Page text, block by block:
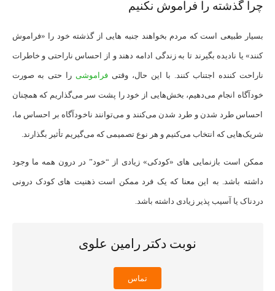
چرا گذشته را فراموش نکنیم
بسیار طبیعی است که مردم بخواهند جنبه هایی از گذشته خود را «فراموش
کنند» یا نادیده بگیرند تا به زندگی ادامه دهند و از احساس ناراحتی و خاطرات
ناراحت کننده اجتناب کنند. با این حال، وقتی فراموشی را حتی به صورت
خودآگاه انجام می‌دهیم، بخش‌هایی از خود را پشت سر می‌گذاریم که همچنان
احساس طرد شدن و طرد شدن می‌کنند و می‌توانند ناخودآگاه بر احساس ما،
شریک‌هایی که انتخاب می‌کنیم و هر نوع تصمیمی که می‌گیریم تأثیر بگذارند.
ممکن است بازنمایی های «کودکی» زیادی از “خود” در درون همه ما وجود
داشته باشد. به این معنا که یک فرد ممکن است ذهنیت های کودک درونی
دردناک یا آسیب پذیر زیادی داشته باشد.
نوبت دکتر رامین علوی
تماس